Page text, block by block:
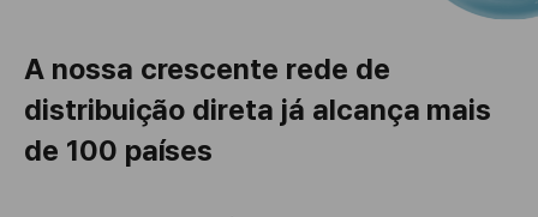
A nossa crescente rede de
distribuição direta já alcança mais
de 100 países